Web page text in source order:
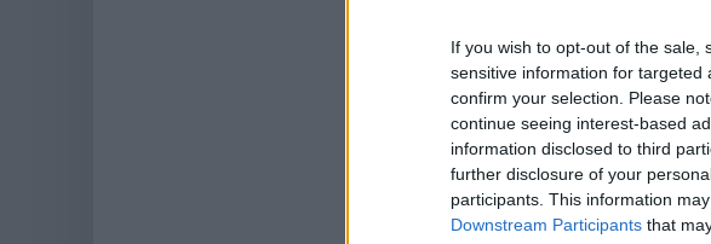
If you wish to opt-out of the sale,
sensitive information for targeted
confirm your selection. Please
continue seeing interest-based
information disclosed to third
further disclosure of your
participants. This information
Downstream Participants that